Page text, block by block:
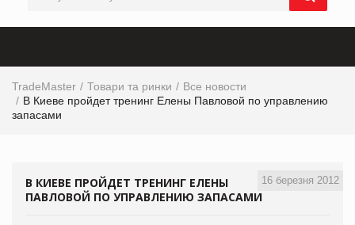
TradeMaster Товари та ринки
Все новости
В Киеве пройдет тренинг Елены Павловой по управлению
запасами
16 березня 2012
В КИЕВЕ ПРОЙДЕТ ТРЕНИНГ ЕЛЕНЫ
ПАВЛОВОЙ ПО УПРАВЛЕНИЮ ЗАПАСАМИ